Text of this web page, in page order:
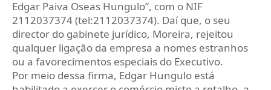
Edgar Paiva Oseas Hungulo”, com o NIF
2112037374 (tel:2112037374). Daí que, o seu
director do gabinete jurídico, Moreira, rejeitou
qualquer ligação da empresa a nomes estranhos
ou a favorecimentos especiais do Executivo.
Por meio dessa firma, Edgar Hungulo está